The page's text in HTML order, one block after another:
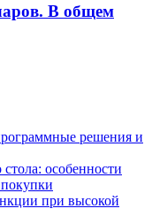
В общем
решения и
особенности
покупки
при высокой